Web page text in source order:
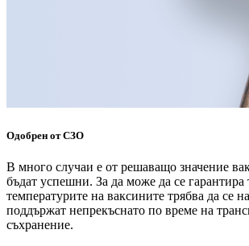
Одобрен от СЗО
В много случаи е от решаващо значение
бъдат успешни. За да може да се гарантира
температурите на ваксините трябва да се
поддържат непрекъснато по време на
съхранение.